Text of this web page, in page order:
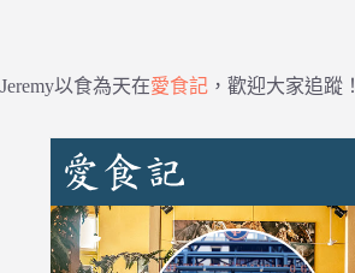
Jeremy以食為天在愛食記 ，歡迎大家追蹤！